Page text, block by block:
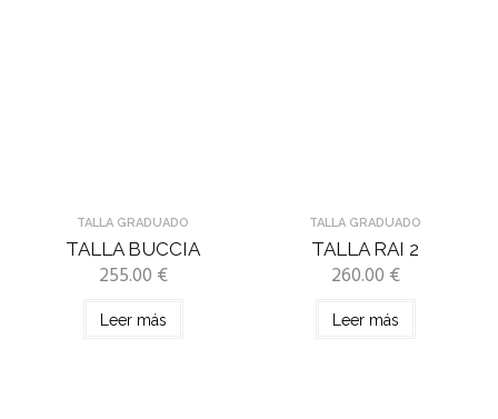
TALLA GRADUADO
TALLA BUCCIA
255.00 €
Leer más
TALLA GRADUADO
TALLA RAI 2
260.00 €
Leer más